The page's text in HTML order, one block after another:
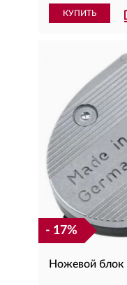
КУПИТЬ
- 17%
Ножевой блок